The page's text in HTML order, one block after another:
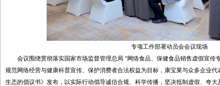
专项工作部署动员会会议现场
会议围绕贯彻落实国家市场监督管理总局 “网络食品、保健食品销售虚假宣传
规范网络经营与健康科普宣传、保护消费者合法权益为目标，康宝莱与众多企业
生态的倡议书》发布，以实际行动倡导诚信合规、科学传播，坚决抵制虚假、夸